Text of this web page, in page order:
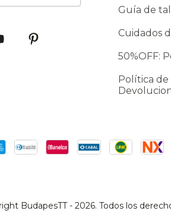
Guía de
Cuidados
50%OFF:
Política de
BudapesTT - 2026. Todos los